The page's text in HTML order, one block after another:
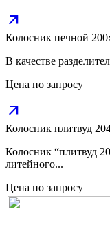
arrow_outward
Колосник печной
В качестве
Цена по запросу
arrow_outward
Колосник плитвуд
Колосник “плитвуд
литейного...
Цена по запросу